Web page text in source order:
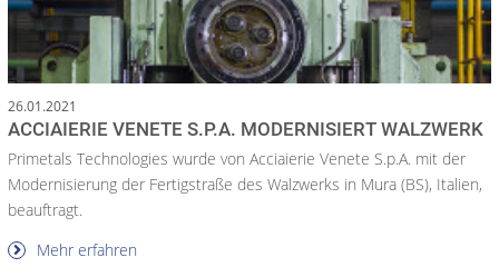
26.01.2021
ACCIAIERIE VENETE S.P.A. MODERNISIERT WALZWERK
Primetals Technologies wurde von Acciaierie Venete S.p.A. mit der
Modernisierung der Fertigstraße des Walzwerks in Mura (BS), Italien,
beauftragt.
Mehr erfahren